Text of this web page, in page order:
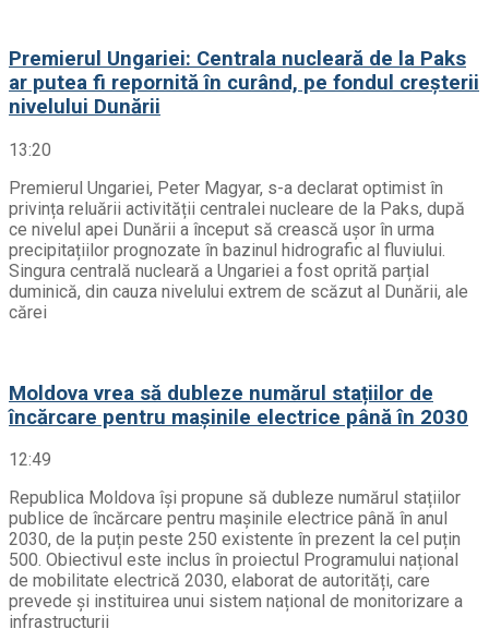
Premierul Ungariei: Centrala nucleară de la Paks
ar putea fi repornită în curând, pe fondul creșterii
nivelului Dunării
13:20
Premierul Ungariei, Peter Magyar, s-a declarat optimist în
privința reluării activității centralei nucleare de la Paks, după
ce nivelul apei Dunării a început să crească ușor în urma
precipitațiilor prognozate în bazinul hidrografic al fluviului.
Singura centrală nucleară a Ungariei a fost oprită parțial
duminică, din cauza nivelului extrem de scăzut al Dunării, ale
cărei
Moldova vrea să dubleze numărul stațiilor de
încărcare pentru mașinile electrice până în 2030
12:49
Republica Moldova își propune să dubleze numărul stațiilor
publice de încărcare pentru mașinile electrice până în anul
2030, de la puțin peste 250 existente în prezent la cel puțin
500. Obiectivul este inclus în proiectul Programului național
de mobilitate electrică 2030, elaborat de autorități, care
prevede și instituirea unui sistem național de monitorizare a
infrastructurii